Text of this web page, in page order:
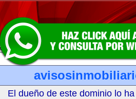
El dueño de este dominio lo